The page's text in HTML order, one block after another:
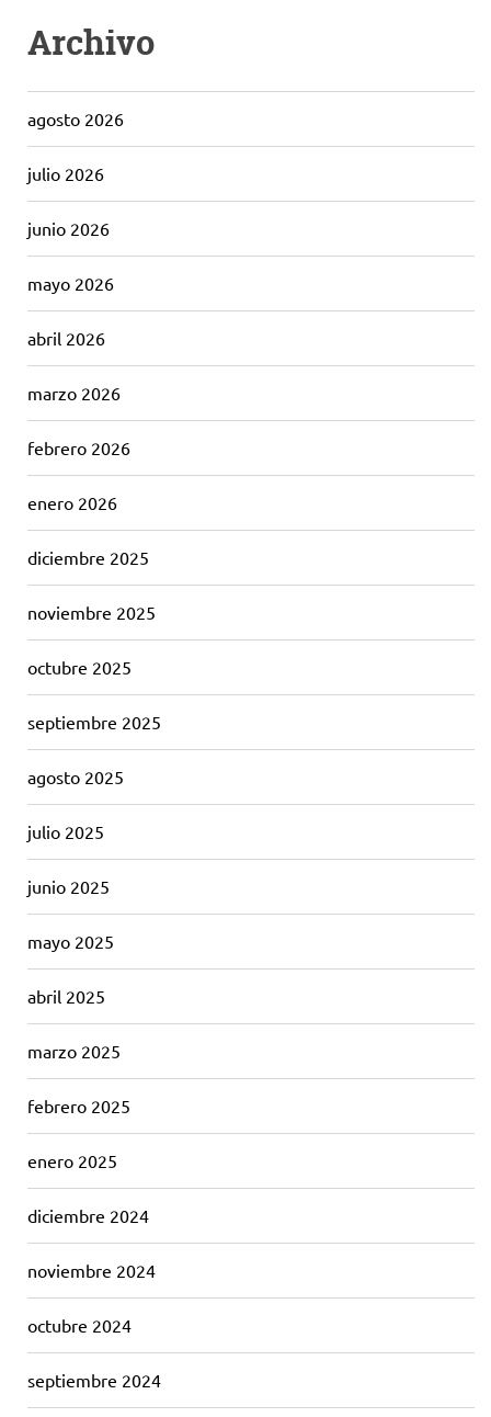
Archivo
agosto 2026
julio 2026
junio 2026
mayo 2026
abril 2026
marzo 2026
febrero 2026
enero 2026
diciembre 2025
noviembre 2025
octubre 2025
septiembre 2025
agosto 2025
julio 2025
junio 2025
mayo 2025
abril 2025
marzo 2025
febrero 2025
enero 2025
diciembre 2024
noviembre 2024
octubre 2024
septiembre 2024